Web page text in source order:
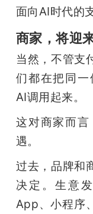
面向AI时代的
商家，将迎
当然，不管支
们都在把同
AI调用起来。
这对商家而
遇。
过去，品牌和
决定。生意
App、小程序